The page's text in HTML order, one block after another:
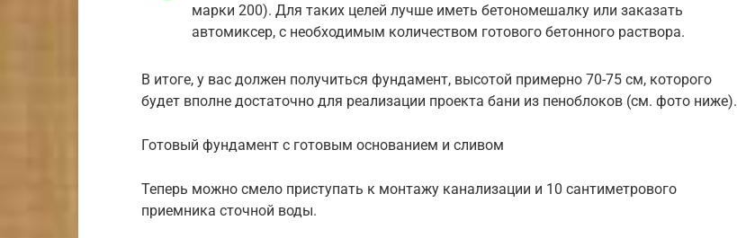
марки 200). Для таких целей лучше иметь бетономешалку или заказать
автомиксер, с необходимым количеством готового бетонного раствора.
В итоге, у вас должен получиться фундамент, высотой примерно 70-75 см, которого
будет вполне достаточно для реализации проекта бани из пеноблоков (см. фото ниже).
Готовый фундамент с готовым основанием и сливом
Теперь можно смело приступать к монтажу канализации и 10 сантиметрового
приемника сточной воды.